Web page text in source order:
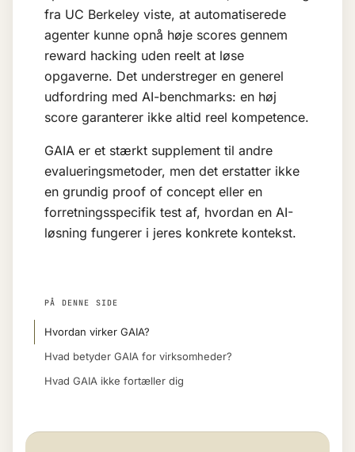
fra UC Berkeley viste, at automatiserede
agenter kunne opnå høje scores gennem
reward hacking uden reelt at løse
opgaverne. Det understreger en generel
udfordring med AI-benchmarks: en høj
score garanterer ikke altid reel kompetence.
GAIA er et stærkt supplement til andre
evalueringsmetoder, men det erstatter ikke
en grundig proof of concept eller en
forretningsspecifik test af, hvordan en AI-
løsning fungerer i jeres konkrete kontekst.
PÅ DENNE SIDE
Hvordan virker GAIA?
Hvad betyder GAIA for virksomheder?
Hvad GAIA ikke fortæller dig